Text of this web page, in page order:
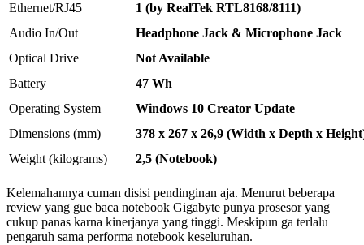
Ethernet/RJ45
1 (by RealTek RTL8168/8111)
Audio In/Out
Headphone Jack & Microphone Jack
Optical Drive
Not Available
Battery
47 Wh
Operating System
Windows 10 Creator Update
Dimensions (mm)
378 x 267 x 26,9 (Width x Depth x
Weight (kilograms)
2,5 (Notebook)
Kelemahannya cuman disisi pendinginan aja. Menurut beberapa
review yang gue baca notebook Gigabyte punya prosesor yang
cukup panas karna kinerjanya yang tinggi. Meskipun ga terlalu
pengaruh sama performa notebook keseluruhan.